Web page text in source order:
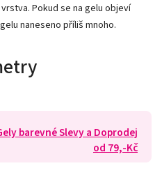
Pokud se na gelu objeví
naneseno příliš mnoho.
barevné Slevy a Doprodej
od 79,-Kč